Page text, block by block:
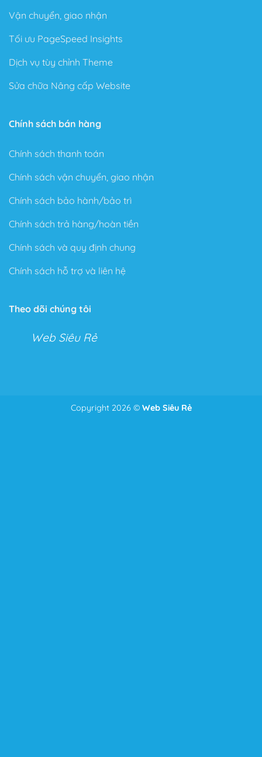
Vận chuyển, giao nhận
Tối ưu PageSpeed Insights
Dịch vụ tùy chỉnh Theme
Sửa chữa Nâng cấp Website
Chính sách bán hàng
Chính sách thanh toán
Chính sách vận chuyển, giao nhận
Chính sách bảo hành/bảo trì
Chính sách trả hàng/hoàn tiền
Chính sách và quy định chung
Chính sách hỗ trợ và liên hệ
Theo dõi chúng tôi
Web Siêu Rẻ
Copyright 2026 © Web Siêu Rẻ